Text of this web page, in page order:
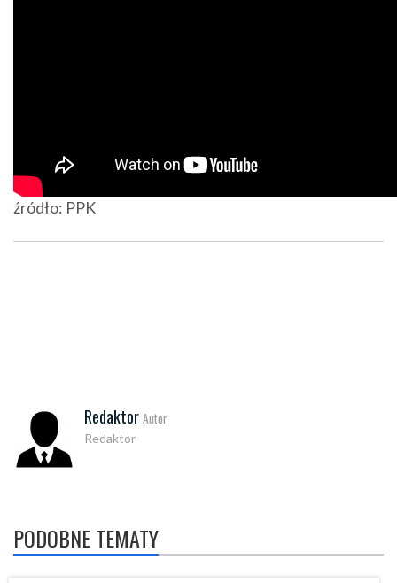
źródło: PPK
Redaktor Autor
Redaktor
PODOBNE TEMATY